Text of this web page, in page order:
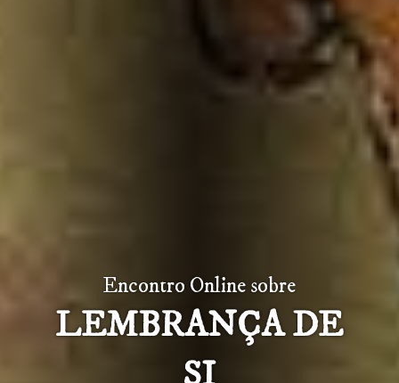
Encontro Online sobre
LEMBRANÇA DE